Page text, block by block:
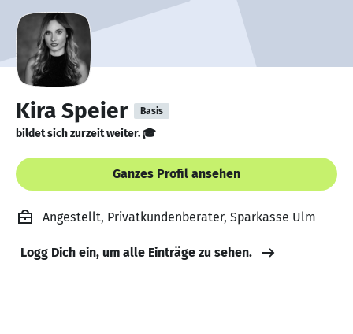
Kira Speier Basis
bildet sich zurzeit weiter. 🎓
Ganzes Profil ansehen
Angestellt, Privatkundenberater, Sparkasse Ulm
Logg Dich ein, um alle Einträge zu sehen.